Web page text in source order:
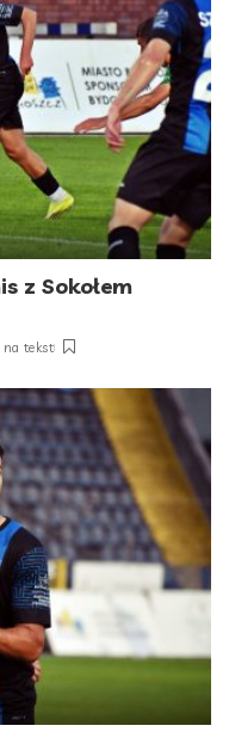
z Sokołem
tekst